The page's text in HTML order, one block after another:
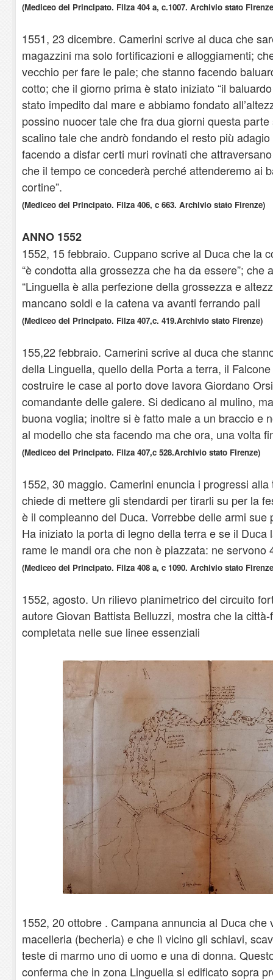
(Mediceo del Principato. Filza 404 a, c.1007. Archivio stato
1551, 23 dicembre. Camerini scrive al duca che
magazzini ma solo fortificazioni e alloggiamenti;
vecchio per fare le pale; che stanno facendo
cotto; che il giorno prima è stato iniziato “il
stato impedito dal mare e abbiamo fondato
possino nuocer tale che fra dua giorni questa
scalino tale che andrò fondando el resto più
facendo a disfar certi muri rovinati che
che il tempo ce concederà perché attenderemo ai
cortine”.
(Mediceo del Principato. Filza 406, c 663. Archivio stato Firenze)
ANNO 1552
1552, 15 febbraio. Cuppano scrive al Duca che la
“è condotta alla grossezza che ha da essere”; che
“Linguella è alla perfezione della grossezza e
mancano soldi e la catena va avanti ferrando pali
(Mediceo del Principato. Filza 407,c. 419.Archivio stato Firenze)
155,22 febbraio. Camerini scrive al duca che
della Linguella, quello della Porta a terra, il
costruire le case al porto dove lavora Giordano
comandante delle galere. Si dedicano al mulino,
buona voglia; inoltre si è fatto male a un braccio e
al modello che sta facendo ma che ora, una volta
(Mediceo del Principato. Filza 407,c 528.Archivio stato Firenze)
1552, 30 maggio. Camerini enuncia i progressi
chiede di mettere gli stendardi per tirarli su per la
è il compleanno del Duca. Vorrebbe delle armi
Ha iniziato la porta di legno della terra e se il Duca
rame le mandi ora che non è piazzata: ne servono
(Mediceo del Principato. Filza 408 a, c 1090. Archivio stato
1552, agosto. Un rilievo planimetrico del circuito
autore Giovan Battista Belluzzi, mostra che la
completata nelle sue linee essenziali
1552, 20 ottobre . Campana annuncia al Duca che
macelleria (becheria) e che lì vicino gli schiavi,
teste di marmo uno di uomo e una di donna.
conferma che in zona Linguella si edificato sopra